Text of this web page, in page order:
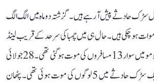
سڑک حادثے پیش آ رہے ہیں۔ گزشتہ دو ماہ میں الگ الگ
سے زیادہ اموات ہو چکی ہیں۔ حال ہی میں چمبا کی سرحد کے قریب لینڈ
سلائیڈنگ کی وجہ سے ٹاٹا سومو میں سوار 13 مسافروں کی موت ہو گئی تھی۔ 28جولائی
کو بھی چمبا میں پیش آئے ایک سڑک حادثے میں 5 لوگوں کی موت ہوئی تھی۔ پٹھان